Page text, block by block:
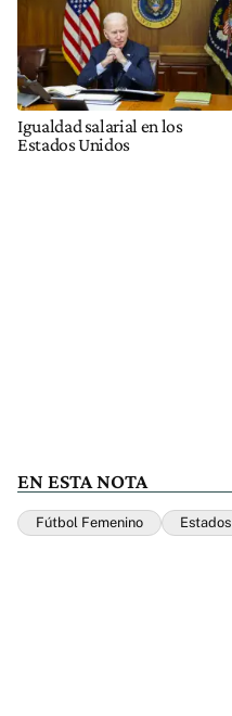
Igualdad salarial en los
Estados Unidos
EN ESTA NOTA
Fútbol Femenino